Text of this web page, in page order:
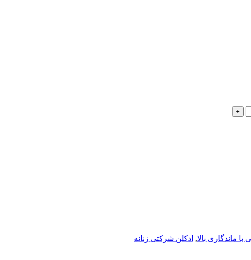
با ماندگاری بالا, ادکلن شرکتی زنانه